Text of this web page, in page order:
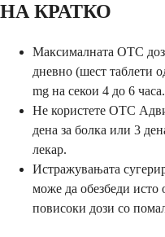
НА КРАТКО
Максималната OTC
дневно (шест таблети
mg на секои 4 до 6 часа.
Не користете OTC
дена за болка или 3
лекар.
Истражувањата
може да обезбеди исто
повисоки дози со